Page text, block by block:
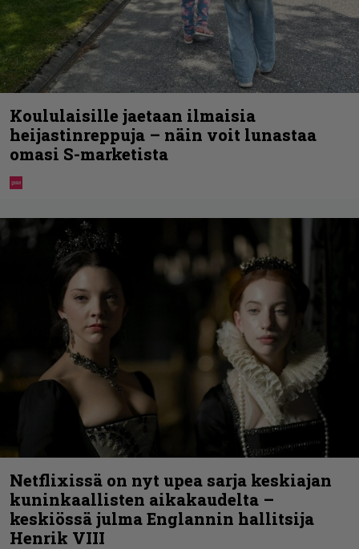
Koululaisille jaetaan ilmaisia
heijastinreppuja – näin voit lunastaa
omasi S-marketista
Netflixissä on nyt upea sarja keskiajan
kuninkaallisten aikakaudelta –
keskiössä julma Englannin hallitsija
Henrik VIII